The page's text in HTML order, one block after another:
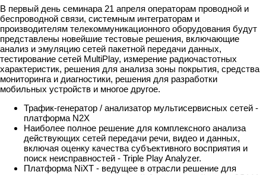
В первый день семинара 21 апреля операторам проводной и
беспроводной связи, системным интеграторам и
производителям телекоммуникационного оборудования будут
представлены новейшие тестовые решения, включающие
анализ и эмуляцию сетей пакетной передачи данных,
тестирование сетей MultiPlay, измерение радиочастотных
характеристик, решения для анализа зоны покрытия, средства
мониторинга и диагностики, решения для разработки
мобильных устройств и многое другое.
Трафик-генератор / анализатор мультисервисных сетей -
платформа N2X
Наиболее полное решение для комплексного анализа
действующих сетей передачи речи, видео и данных,
включая оценку качества субъективного восприятия и
поиск неисправностей - Triple Play Analyzer.
Платформа NiXT - ведущее в отрасли решение для